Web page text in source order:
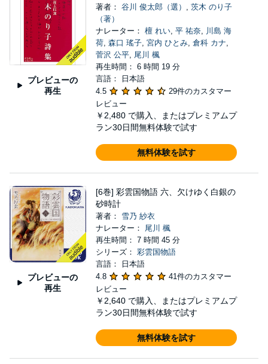
プレビューの
再生
著者： 谷川 俊太郎（選） , 茨木 のり子
（著）
ナレーター： 檀 れい, 平 祐奈, 川島 海
荷, 森口 瑤子, 宮内 ひとみ, 倉科 カナ,
菅沢 公平, 尾川 楓
再生時間： 6 時間 19 分
言語： 日本語
4.5
29件のカスタマー
レビュー
￥2,480 で購入、またはプレミアムプ
ラン30日間無料体験で試す
無料体験を試す
プレビューの
再生
[6巻] 彩雲国物語 六、欠けゆく白銀の
砂時計
著者： 雪乃 紗衣
ナレーター： 尾川 楓
再生時間： 7 時間 45 分
シリーズ： 彩雲国物語
言語： 日本語
4.8
41件のカスタマー
レビュー
￥2,640 で購入、またはプレミアムプ
ラン30日間無料体験で試す
無料体験を試す